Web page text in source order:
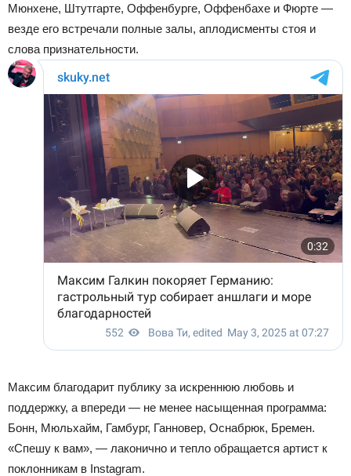
Мюнхене, Штутгарте, Оффенбурге, Оффенбахе и Фюрте —
везде его встречали полные залы, аплодисменты стоя и
слова признательности.
Максим благодарит публику за искреннюю любовь и
поддержку, а впереди — не менее насыщенная программа:
Бонн, Мюльхайм, Гамбург, Ганновер, Оснабрюк, Бремен.
«Спешу к вам», — лаконично и тепло обращается артист к
поклонникам в Instagram.